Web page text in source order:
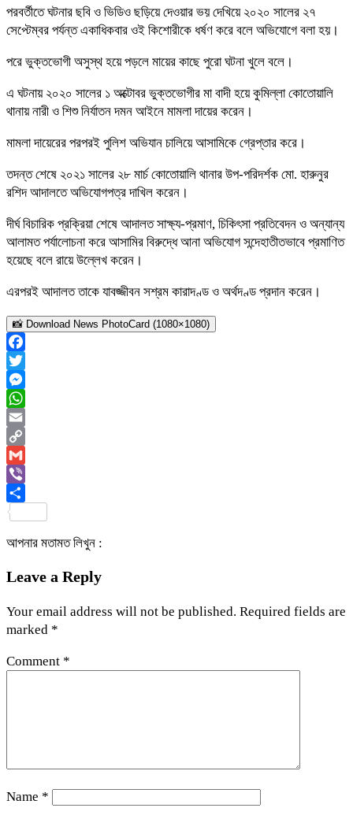
পরবর্তীতে ঘটনার ছবি ও ভিডিও ছড়িয়ে দেওয়ার ভয় দেখিয়ে ২০২০ সালের ২৭
সেপ্টেম্বর পর্যন্ত একাধিকবার ওই কিশোরীকে ধর্ষণ করে বলে অভিযোগে বলা হয়।
পরে ভুক্তভোগী অসুস্থ হয়ে পড়লে মায়ের কাছে পুরো ঘটনা খুলে বলে।
এ ঘটনায় ২০২০ সালের ১ অক্টোবর ভুক্তভোগীর মা বাদী হয়ে কুমিল্লা কোতোয়ালি
থানায় নারী ও শিশু নির্যাতন দমন আইনে মামলা দায়ের করেন।
মামলা দায়েরের পরপরই পুলিশ অভিযান চালিয়ে আসামিকে গ্রেপ্তার করে।
তদন্ত শেষে ২০২১ সালের ২৮ মার্চ কোতোয়ালি থানার উপ-পরিদর্শক মো. হারুনুর
রশিদ আদালতে অভিযোগপত্র দাখিল করেন।
দীর্ঘ বিচারিক প্রক্রিয়া শেষে আদালত সাক্ষ্য-প্রমাণ, চিকিৎসা প্রতিবেদন ও অন্যান্য
আলামত পর্যালোচনা করে আসামির বিরুদ্ধে আনা অভিযোগ সন্দেহাতীতভাবে প্রমাণিত
হয়েছে বলে রায়ে উল্লেখ করেন।
এরপরই আদালত তাকে যাবজ্জীবন সশ্রম কারাদণ্ড ও অর্থদণ্ড প্রদান করেন।
📸 Download News PhotoCard (1080×1080)
Facebook
Twitter
Messenger
WhatsApp
Email
Copy
Link
Gmail
Viber
আপনার মতামত লিখুন :
Leave a Reply
Your email address will not be published. Required fields are
marked *
Comment *
Name *